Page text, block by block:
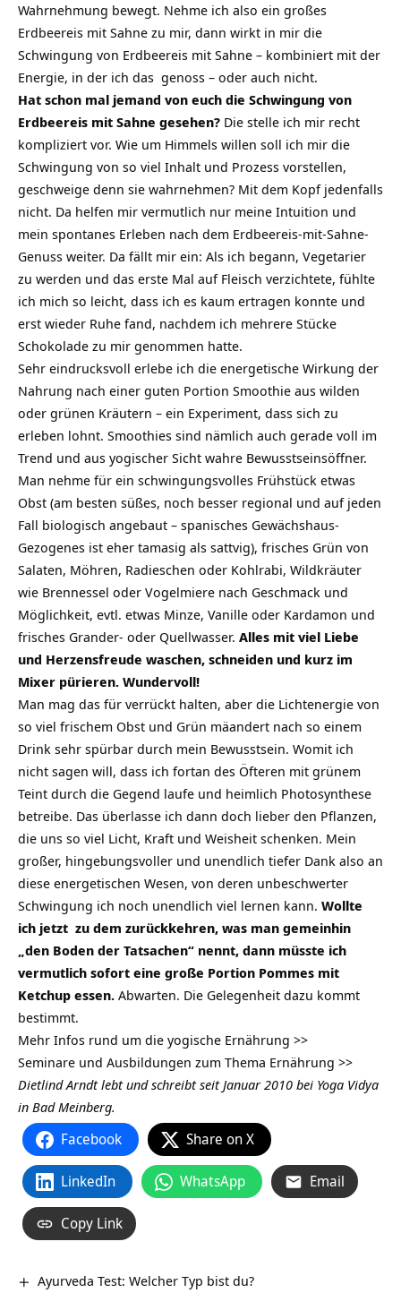
Wahrnehmung bewegt. Nehme ich also ein großes
Erdbeereis mit Sahne zu mir, dann wirkt in mir die
Schwingung von Erdbeereis mit Sahne – kombiniert mit der
Energie, in der ich das genoss – oder auch nicht.
Hat schon mal jemand von euch die Schwingung von
Erdbeereis mit Sahne gesehen? Die stelle ich mir recht
kompliziert vor. Wie um Himmels willen soll ich mir die
Schwingung von so viel Inhalt und Prozess vorstellen,
geschweige denn sie wahrnehmen? Mit dem Kopf jedenfalls
nicht. Da helfen mir vermutlich nur meine Intuition und
mein spontanes Erleben nach dem Erdbeereis-mit-Sahne-
Genuss weiter. Da fällt mir ein: Als ich begann, Vegetarier
zu werden und das erste Mal auf Fleisch verzichtete, fühlte
ich mich so leicht, dass ich es kaum ertragen konnte und
erst wieder Ruhe fand, nachdem ich mehrere Stücke
Schokolade zu mir genommen hatte.
Sehr eindrucksvoll erlebe ich die energetische Wirkung der
Nahrung nach einer guten Portion Smoothie aus wilden
oder grünen Kräutern – ein Experiment, dass sich zu
erleben lohnt. Smoothies sind nämlich auch gerade voll im
Trend und aus yogischer Sicht wahre Bewusstseinsöffner.
Man nehme für ein schwingungsvolles Frühstück etwas
Obst (am besten süßes, noch besser regional und auf jeden
Fall biologisch angebaut – spanisches Gewächshaus-
Gezogenes ist eher tamasig als sattvig), frisches Grün von
Salaten, Möhren, Radieschen oder Kohlrabi, Wildkräuter
wie Brennessel oder Vogelmiere nach Geschmack und
Möglichkeit, evtl. etwas Minze, Vanille oder Kardamon und
frisches Grander- oder Quellwasser. Alles mit viel Liebe
und Herzensfreude waschen, schneiden und kurz im
Mixer pürieren. Wundervoll!
Man mag das für verrückt halten, aber die Lichtenergie von
so viel frischem Obst und Grün mäandert nach so einem
Drink sehr spürbar durch mein Bewusstsein. Womit ich
nicht sagen will, dass ich fortan des Öfteren mit grünem
Teint durch die Gegend laufe und heimlich Photosynthese
betreibe. Das überlasse ich dann doch lieber den Pflanzen,
die uns so viel Licht, Kraft und Weisheit schenken. Mein
großer, hingebungsvoller und unendlich tiefer Dank also an
diese energetischen Wesen, von deren unbeschwerter
Schwingung ich noch unendlich viel lernen kann. Wollte
ich jetzt zu dem zurückkehren, was man gemeinhin
„den Boden der Tatsachen“ nennt, dann müsste ich
vermutlich sofort eine große Portion Pommes mit
Ketchup essen. Abwarten. Die Gelegenheit dazu kommt
bestimmt.
Mehr Infos rund um die yogische Ernährung >>
Seminare und Ausbildungen zum Thema Ernährung >>
Dietlind Arndt lebt und schreibt seit Januar 2010 bei Yoga Vidya
in Bad Meinberg.
Facebook Share on X
LinkedIn WhatsApp Email
Copy Link
Ayurveda Test: Welcher Typ bist du?